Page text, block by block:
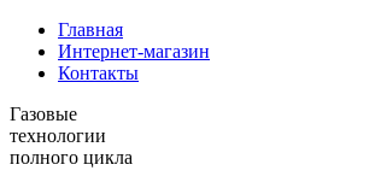
Главная
Интернет-магазин
Контакты
Газовые
технологии
полного цикла